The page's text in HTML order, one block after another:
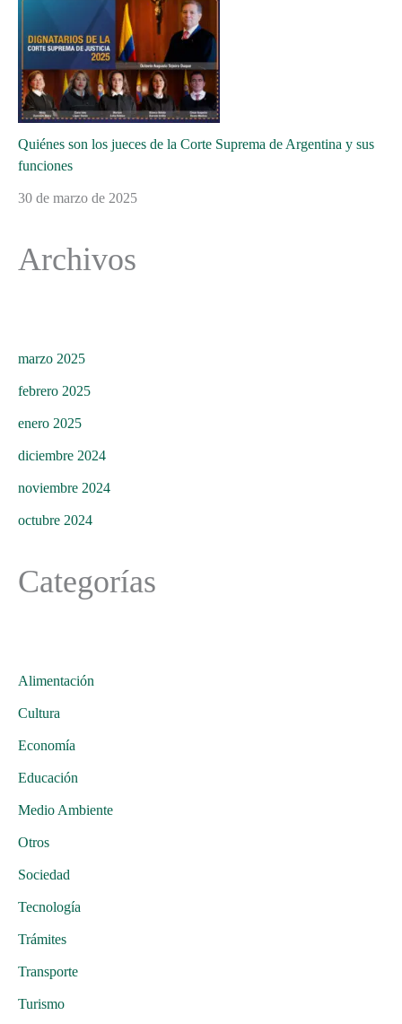
Quiénes son los jueces de la Corte Suprema de Argentina y sus
funciones
30 de marzo de 2025
Archivos
marzo 2025
febrero 2025
enero 2025
diciembre 2024
noviembre 2024
octubre 2024
Categorías
Alimentación
Cultura
Economía
Educación
Medio Ambiente
Otros
Sociedad
Tecnología
Trámites
Transporte
Turismo